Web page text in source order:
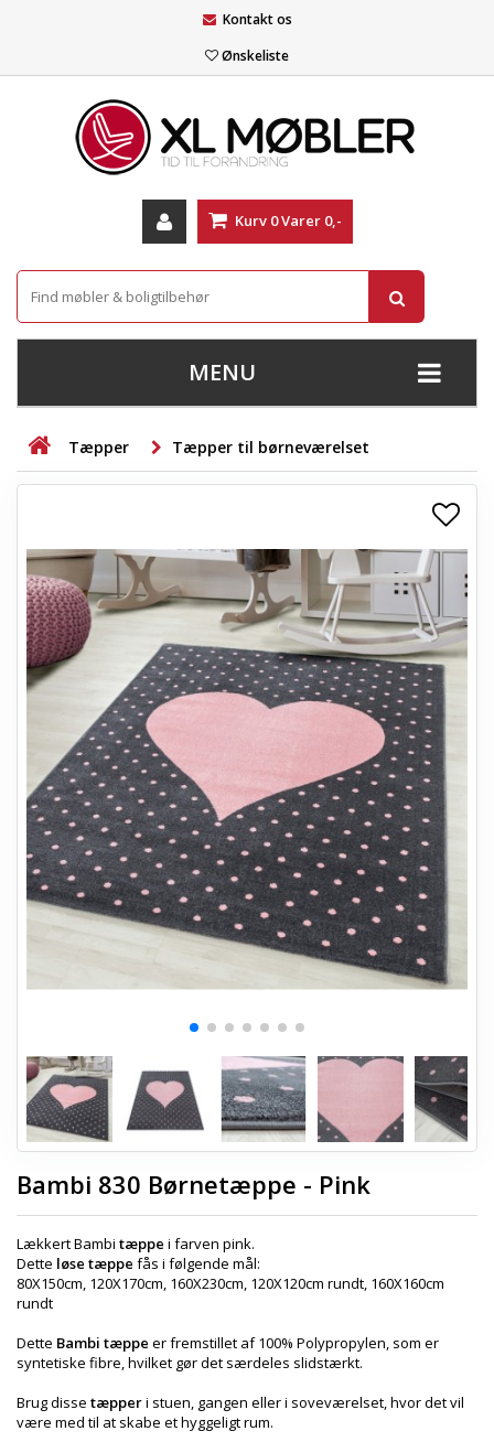
Kontakt os
Ønskeliste
Kurv 0Varer 0,-
MENU
+
STUE
+
+
SOVEVÆRELSE
+
KONTORMØBLER
+
OPBEVARING
TÆPPER
ENTREMØBLER
HAVEMØBLER
OUTLET
Tæpper Tæpper til børneværelset
Bambi 830 Børnetæppe - Pink
Lækkert Bambi tæppe i farven pink.
Dette løse tæppe fås i følgende mål:
80X150cm, 120X170cm, 160X230cm, 120X120cm rundt, 160X160cm
rundt
Dette Bambi tæppe er fremstillet af 100% Polypropylen, som er
syntetiske fibre, hvilket gør det særdeles slidstærkt.
Brug disse tæpperi stuen, gangen eller i soveværelset, hvor det vil
være med til at skabe et hyggeligt rum.